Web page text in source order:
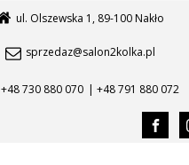
ul. Olszewska 1, 89-100 Nakło
sprzedaz@salon2kolka.pl
+48 730 880 070 | +48 791 880 072